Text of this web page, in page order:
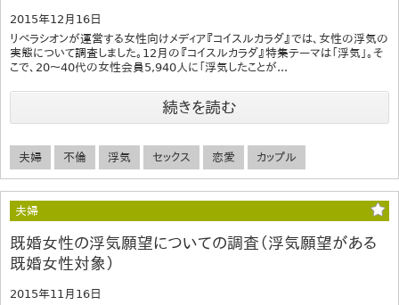
2015年12月16日
リベラシオンが運営する女性向けメディア『コイスルカラダ』では、女性の浮気の
実態について調査しました。12月の『コイスルカラダ』特集テーマは「浮気」。そ
こで、20～40代の女性会員5,940人に「浮気したことが...
続きを読む
夫婦 不倫 浮気 セックス 恋愛 カップル
夫婦
既婚女性の浮気願望についての調査（浮気願望がある
既婚女性対象）
2015年11月16日